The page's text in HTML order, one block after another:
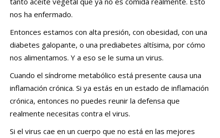
nos ha enfermado.
Entonces estamos con alta presión, con obesidad, con una
diabetes galopante, o una prediabetes altísima, por cómo
nos alimentamos. Y a eso se le suma un virus.
Cuando el síndrome metabólico está presente causa una
inflamación crónica. Si ya estás en un estado de inflamación
crónica, entonces no puedes reunir la defensa que
realmente necesitas contra el virus.
Si el virus cae en un cuerpo que no está en las mejores